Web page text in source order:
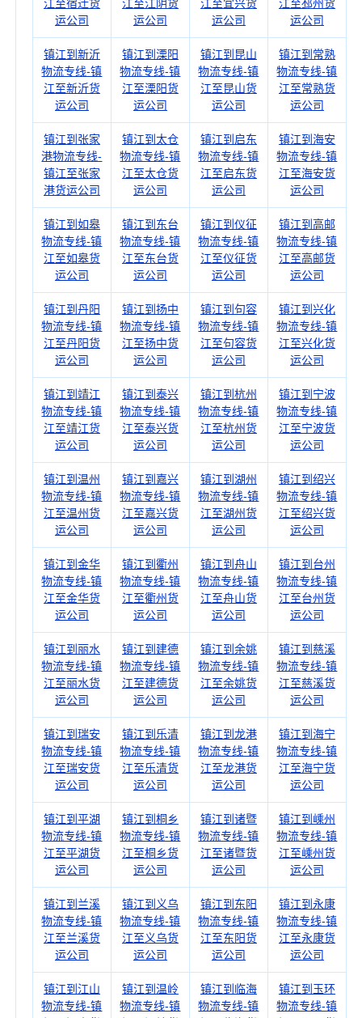
江至宿迁货
运公司
江至江阴货
运公司
江至宜兴货
运公司
江至邳州货
运公司
镇江到新沂
物流专线-镇
江至新沂货
运公司
镇江到溧阳
物流专线-镇
江至溧阳货
运公司
镇江到昆山
物流专线-镇
江至昆山货
运公司
镇江到常熟
物流专线-镇
江至常熟货
运公司
镇江到张家
港物流专线-
镇江至张家
港货运公司
镇江到太仓
物流专线-镇
江至太仓货
运公司
镇江到启东
物流专线-镇
江至启东货
运公司
镇江到海安
物流专线-镇
江至海安货
运公司
镇江到如皋
物流专线-镇
江至如皋货
运公司
镇江到东台
物流专线-镇
江至东台货
运公司
镇江到仪征
物流专线-镇
江至仪征货
运公司
镇江到高邮
物流专线-镇
江至高邮货
运公司
镇江到丹阳
物流专线-镇
江至丹阳货
运公司
镇江到扬中
物流专线-镇
江至扬中货
运公司
镇江到句容
物流专线-镇
江至句容货
运公司
镇江到兴化
物流专线-镇
江至兴化货
运公司
镇江到靖江
物流专线-镇
江至靖江货
运公司
镇江到泰兴
物流专线-镇
江至泰兴货
运公司
镇江到杭州
物流专线-镇
江至杭州货
运公司
镇江到宁波
物流专线-镇
江至宁波货
运公司
镇江到温州
物流专线-镇
江至温州货
运公司
镇江到嘉兴
物流专线-镇
江至嘉兴货
运公司
镇江到湖州
物流专线-镇
江至湖州货
运公司
镇江到绍兴
物流专线-镇
江至绍兴货
运公司
镇江到金华
物流专线-镇
江至金华货
运公司
镇江到衢州
物流专线-镇
江至衢州货
运公司
镇江到舟山
物流专线-镇
江至舟山货
运公司
镇江到台州
物流专线-镇
江至台州货
运公司
镇江到丽水
物流专线-镇
江至丽水货
运公司
镇江到建德
物流专线-镇
江至建德货
运公司
镇江到余姚
物流专线-镇
江至余姚货
运公司
镇江到慈溪
物流专线-镇
江至慈溪货
运公司
镇江到瑞安
物流专线-镇
江至瑞安货
运公司
镇江到乐清
物流专线-镇
江至乐清货
运公司
镇江到龙港
物流专线-镇
江至龙港货
运公司
镇江到海宁
物流专线-镇
江至海宁货
运公司
镇江到平湖
物流专线-镇
江至平湖货
运公司
镇江到桐乡
物流专线-镇
江至桐乡货
运公司
镇江到诸暨
物流专线-镇
江至诸暨货
运公司
镇江到嵊州
物流专线-镇
江至嵊州货
运公司
镇江到兰溪
物流专线-镇
江至兰溪货
运公司
镇江到义乌
物流专线-镇
江至义乌货
运公司
镇江到东阳
物流专线-镇
江至东阳货
运公司
镇江到永康
物流专线-镇
江至永康货
运公司
镇江到江山
物流专线-镇
镇江到温岭
物流专线-镇
镇江到临海
物流专线-镇
镇江到玉环
物流专线-镇